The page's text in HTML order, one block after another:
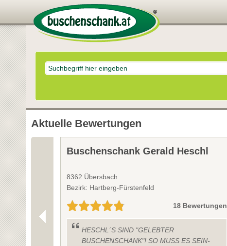
Aktuelle Bewertungen
Buschenschank Gerald Heschl
8362 Übersbach
Bezirk: Hartberg-Fürstenfeld
18 Bewertungen
HESCHL´S SIND "GELEBTER
BUSCHENSCHANK"! SO MUSS ES SEIN-